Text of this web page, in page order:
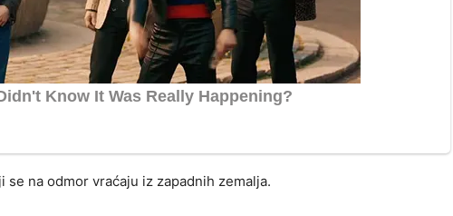
se na odmor vraćaju iz zapadnih zemalja.